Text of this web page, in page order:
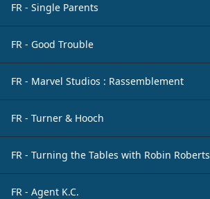
FR - Single Parents
FR - Good Trouble
FR - Marvel Studios : Rassemblement
FR - Turner & Hooch
FR - Turning the Tables with Robin Roberts
FR - Agent K.C.